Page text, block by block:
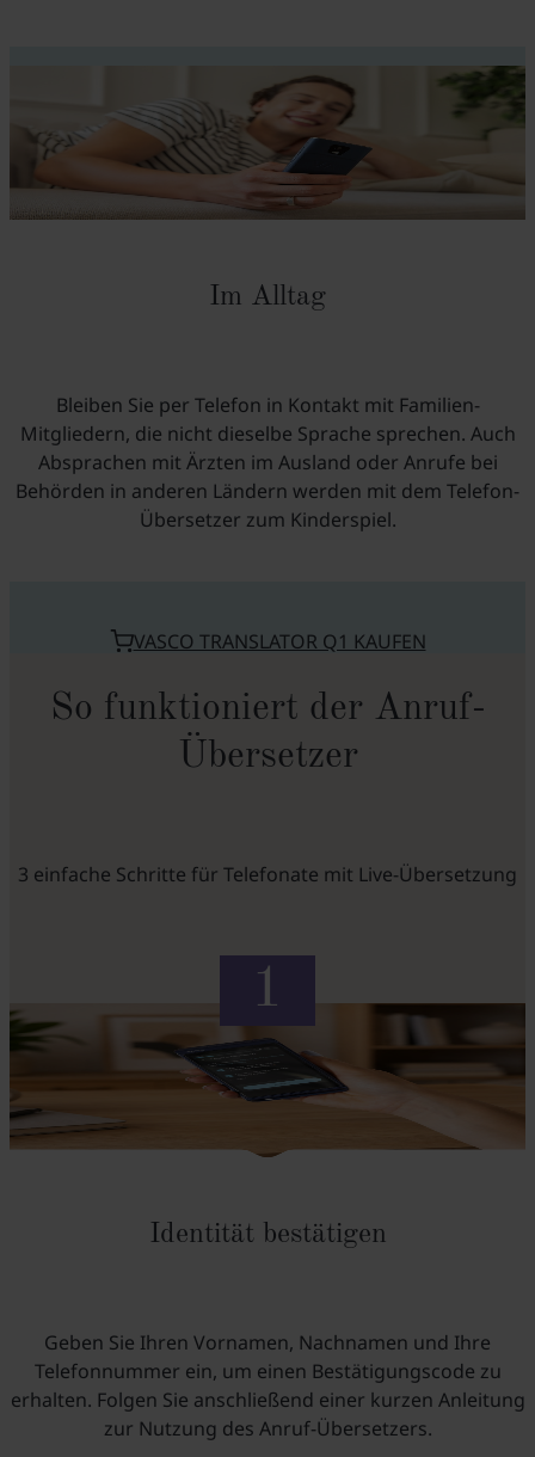
Im Alltag
Bleiben Sie per Telefon in Kontakt mit Familien-
Mitgliedern, die nicht dieselbe Sprache sprechen. Auch
Absprachen mit Ärzten im Ausland oder Anrufe bei
Behörden in anderen Ländern werden mit dem Telefon-
Übersetzer zum Kinderspiel.
VASCO TRANSLATOR Q1 KAUFEN
So funktioniert der Anruf-
Übersetzer
3 einfache Schritte für Telefonate mit Live-Übersetzung
Identität bestätigen
Geben Sie Ihren Vornamen, Nachnamen und Ihre
Telefonnummer ein, um einen Bestätigungscode zu
erhalten. Folgen Sie anschließend einer kurzen Anleitung
zur Nutzung des Anruf-Übersetzers.